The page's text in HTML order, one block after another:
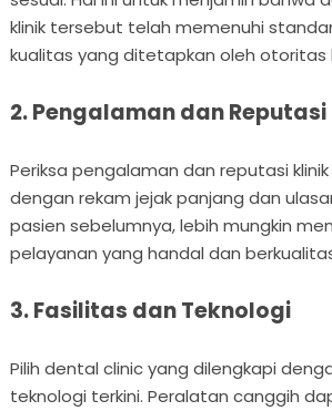
klinik tersebut telah memenuhi
kualitas yang ditetapkan oleh otoritas
2. Pengalaman dan Reputasi
Periksa pengalaman dan reputasi
dengan rekam jejak panjang dan
pasien sebelumnya, lebih mungkin
pelayanan yang handal dan
3. Fasilitas dan Teknologi
Pilih dental clinic yang dilengkapi
teknologi terkini. Peralatan canggih